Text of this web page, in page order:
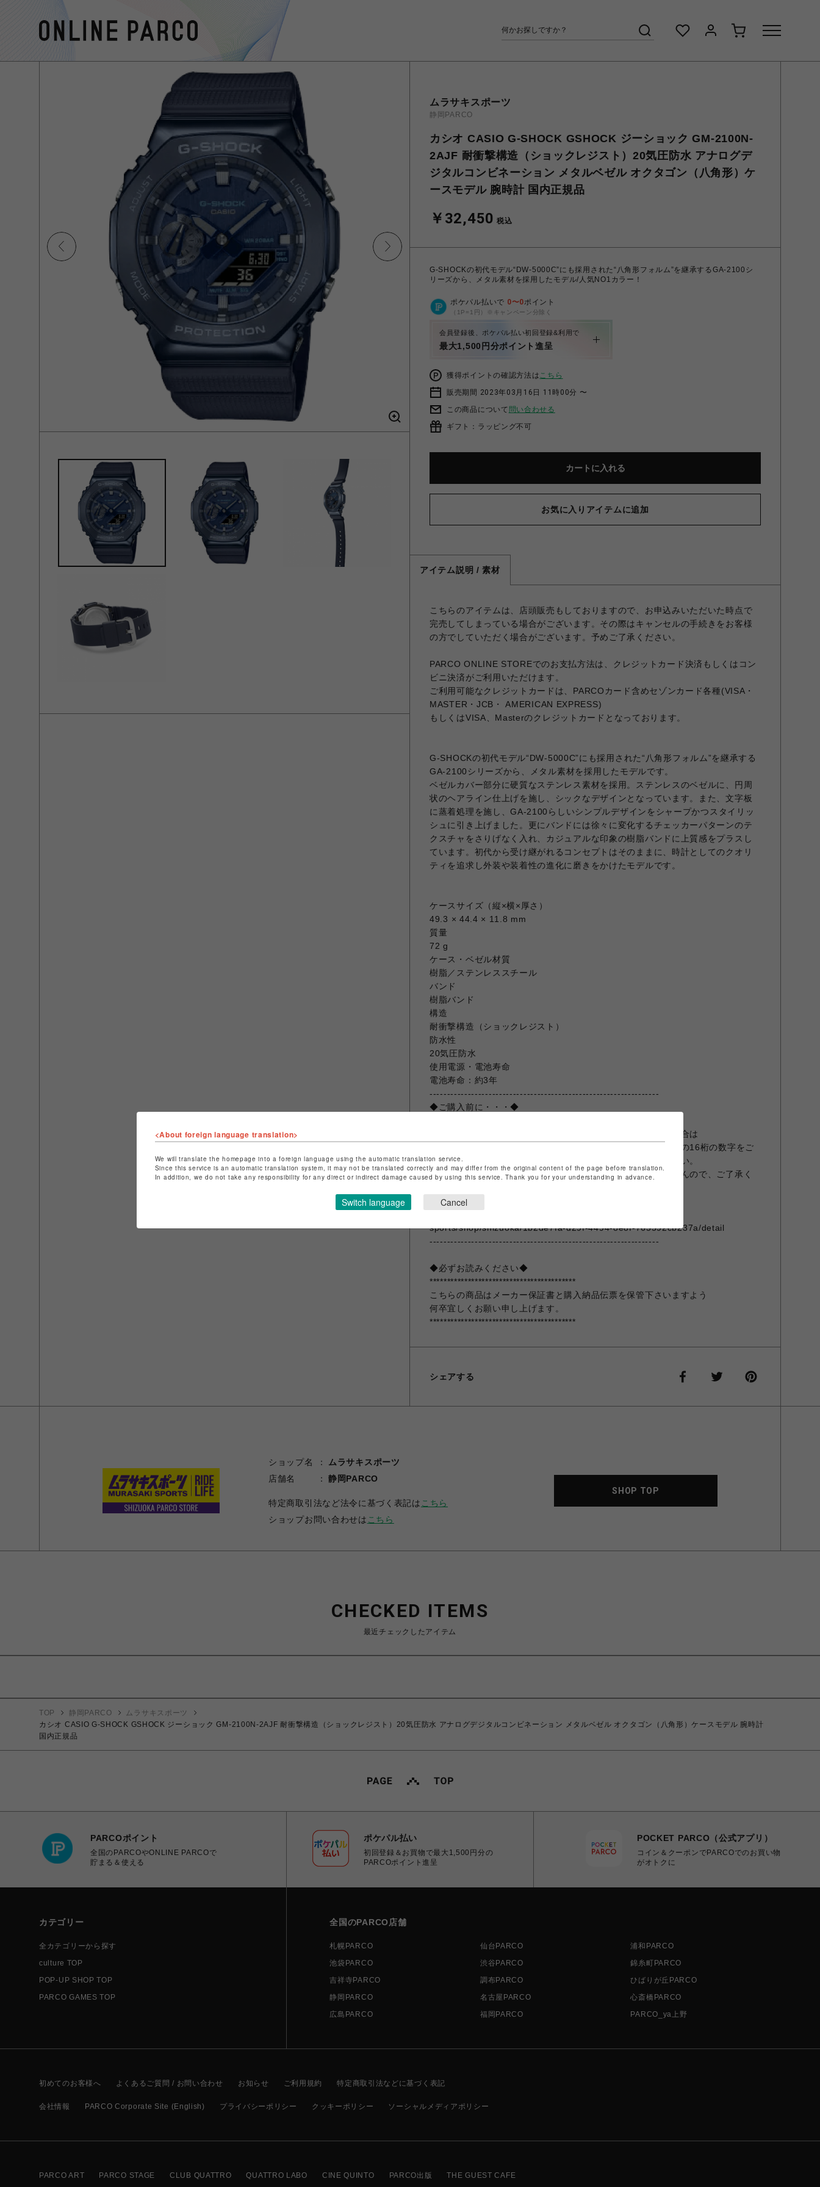
ムラサキスポーツ
静岡PARCO
カシオ CASIO G-SHOCK GSHOCK ジーショック GM-2100N-
2AJF 耐衝撃構造（ショックレジスト）20気圧防水 アナログデ
ジタルコンビネーション メタルベゼル オクタゴン（八角形）ケ
ースモデル 腕時計 国内正規品
￥32,450 税込
G-SHOCKの初代モデル“DW-5000C”にも採用された“八角形フォルム”を継承するGA-2100シ
リーズから、メタル素材を採用したモデル/人気NO1カラー！
ポケパル払いで 0〜0ポイント
（1P=1円）※キャンペーン分除く
会員登録後、ポケパル払い初回登録&利用で
最大1,500円分ポイント進呈
獲得ポイントの確認方法はこちら
販売期間 2023年03月16日 11時00分 〜
この商品について 問い合わせる
ギフト：ラッピング不可
カートに入れる
お気に入りアイテムに追加
アイテム説明 / 素材
こちらのアイテムは、店頭販売もしておりますので、お申込みいただいた時点で
完売してしまっている場合がございます。その際はキャンセルの手続きをお客様
の方でしていただく場合がございます。予めご了承ください。
PARCO ONLINE STOREでのお支払方法は、クレジットカード決済もしくはコン
ビニ決済がご利用いただけます。
ご利用可能なクレジットカードは、PARCOカード含めセゾンカード各種(VISA・
MASTER・JCB・ AMERICAN EXPRESS)
もしくはVISA、Masterのクレジットカードとなっております。
G-SHOCKの初代モデル“DW-5000C”にも採用された“八角形フォルム”を継承する
GA-2100シリーズから、メタル素材を採用したモデルです。
ベゼルカバー部分に硬質なステンレス素材を採用。ステンレスのベゼルに、円周
状のヘアライン仕上げを施し、シックなデザインとなっています。また、文字板
に蒸着処理を施し、GA-2100らしいシンプルデザインをシャープかつスタイリッ
シュに引き上げました。更にバンドには徐々に変化するチェッカーパターンのテ
クスチャをさりげなく入れ、カジュアルな印象の樹脂バンドに上質感をプラスし
ています。初代から受け継がれるコンセプトはそのままに、時計としてのクオリ
ティを追求し外装や装着性の進化に磨きをかけたモデルです。
ケースサイズ（縦×横×厚さ）
49.3 × 44.4 × 11.8 mm
質量
72 g
ケース・ベゼル材質
樹脂／ステンレススチール
バンド
樹脂バンド
構造
耐衝撃構造（ショックレジスト）
防水性
20気圧防水
使用電源・電池寿命
電池寿命：約3年
------------------------------------------------------------------
◆ご購入前に・・・◆
ムラサキスポーツポイントアプリ『ムラポ』のご登録がある場合は
その他、要望欄にムラポアプリメンバー画面でバーコードしたの16桁の数字をご
記入ください。登録なしの場合は『登録なし』とご記入ください。
※購入前に無料でご登録も可能です。ポイントは後付できませんので、ご了承く
ご登録は下記リンクから
sports/shop/shizuoka/1b2de7fa-d29f-4494-8e8f-765592cb237a/detail
------------------------------------------------------------------
◆必ずお読みください◆
******************************************
こちらの商品はメーカー保証書と購入納品伝票を保管下さいますよう
何卒宜しくお願い申し上げます。
******************************************
シェアする
ショップ名
ムラサキスポーツ
店舗名
静岡PARCO
特定商取引法など法令に基づく表記は こちら
ショップお問い合わせは こちら
SHOP TOP
CHECKED ITEMS
最近チェックしたアイテム
TOP 静岡PARCO
ムラサキスポーツ
カシオ CASIO G-SHOCK GSHOCK ジーショック GM-2100N-2AJF 耐衝撃構造（ショックレジスト）20気圧防水 アナログデジタルコンビネーション メタルベゼル オクタゴン（八角形）ケースモデル 腕時計
国内正規品
PARCOポイント
全国のPARCOやONLINE PARCOで
貯まる＆使える
ポケパル払い
初回登録＆お買物で最大1,500円分の
PARCOポイント進呈
POCKET PARCO（公式アプリ）
コイン＆クーポンでPARCOでのお買い物
がオトクに
カテゴリー
全カテゴリーから探す
culture TOP
POP-UP SHOP TOP
PARCO GAMES TOP
全国のPARCO店舗
札幌PARCO 仙台PARCO
浦和PARCO
池袋PARCO
渋谷PARCO
錦糸町PARCO
吉祥寺PARCO
調布PARCO
ひばりが丘PARCO
静岡PARCO
名古屋PARCO
心斎橋PARCO
広島PARCO
福岡PARCO PARCO_ya上野
初めてのお客様へ よくあるご質問 / お問い合わせ お知らせ ご利用規約 特定商取引法などに基づく表記
会社情報 PARCO Corporate Site (English) プライバシーポリシー クッキーポリシー ソーシャルメディアポリシー
PARCO ART PARCO STAGE CLUB QUATTRO QUATTRO LABO CINE QUINTO PARCO出版 THE GUEST CAFE
<About foreign language translation>
We will translate the homepage into a foreign language using the automatic translation service.
Since this service is an automatic translation system, it may not be translated correctly and may differ from the original content of the page before translation.
In addition, we do not take any responsibility for any direct or indirect damage caused by using this service. Thank you for your understanding in advance.
Switch language Cancel